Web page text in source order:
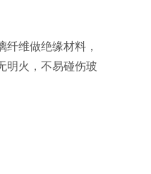
维做绝缘材料，
明火，不易碰伤玻